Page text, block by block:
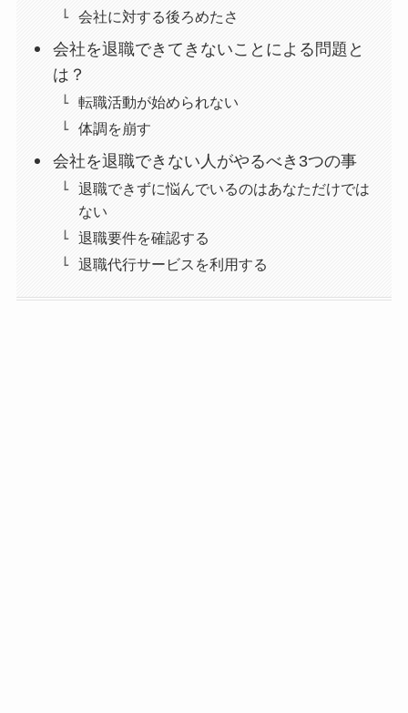
会社に対する後ろめたさ
会社を退職できてきないことによる問題と
は？
転職活動が始められない
体調を崩す
会社を退職できない人がやるべき3つの事
退職できずに悩んでいるのはあなただけでは
ない
退職要件を確認する
退職代行サービスを利用する